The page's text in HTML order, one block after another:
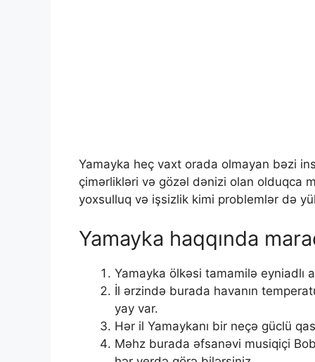
Yamayka heç vaxt orada olmayan bəzi
çimərlikləri və gözəl dənizi olan olduqca
yoxsulluq və işsizlik kimi problemlər də
Yamayka haqqında
Yamayka ölkəsi tamamilə eyniadlı
İl ərzində burada havanın
yay var.
Hər il Yamaykanı bir neçə güclü
Məhz burada əfsanəvi musiqiçi